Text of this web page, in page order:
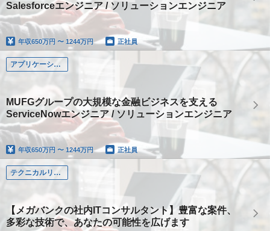
Salesforceエンジニア / ソリューションエンジニア
年収650万円 〜 1244万円 正社員
アプリケーション系
MUFGグループの大規模な金融ビジネスを支える
ServiceNowエンジニア / ソリューションエンジニア
年収650万円 〜 1244万円 正社員
テクニカルリード
【メガバンクの社内ITコンサルタント】豊富な案件、
多彩な技術で、あなたの可能性を広げます